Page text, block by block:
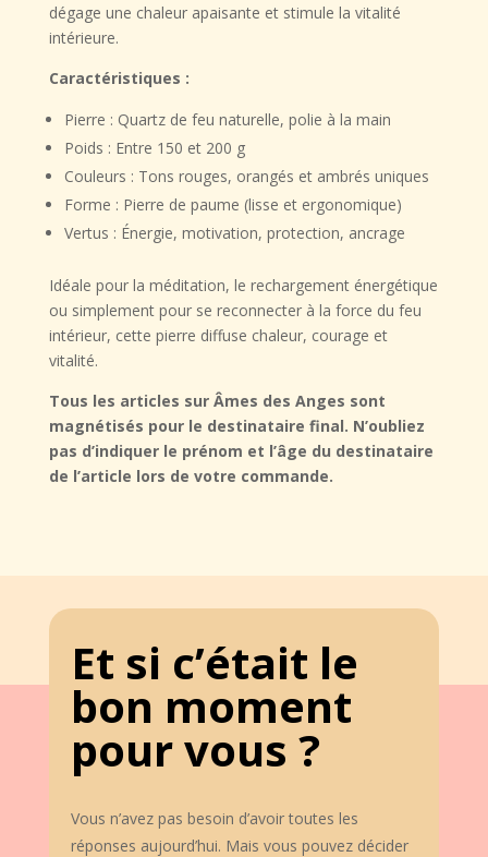
dégage une chaleur apaisante et stimule la vitalité
intérieure.
Caractéristiques :
Pierre : Quartz de feu naturelle, polie à la main
Poids : Entre 150 et 200 g
Couleurs : Tons rouges, orangés et ambrés uniques
Forme : Pierre de paume (lisse et ergonomique)
Vertus : Énergie, motivation, protection, ancrage
Idéale pour la méditation, le rechargement énergétique
ou simplement pour se reconnecter à la force du feu
intérieur, cette pierre diffuse chaleur, courage et
vitalité.
Tous les articles sur Âmes des Anges sont
magnétisés pour le destinataire final. N’oubliez
pas d’indiquer le prénom et l’âge du destinataire
de l’article lors de votre commande.
Et si c’était le
bon moment
pour vous ?
Vous n’avez pas besoin d’avoir toutes les
réponses aujourd’hui. Mais vous pouvez décider